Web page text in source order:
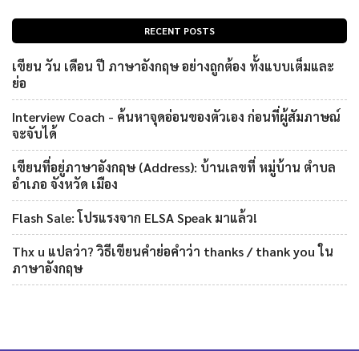
RECENT POSTS
เขียน วัน เดือน ปี ภาษาอังกฤษ อย่างถูกต้อง ทั้งแบบเต็มและ
ย่อ
Interview Coach - ค้นหาจุดอ่อนของตัวเอง ก่อนที่ผู้สัมภาษณ์
จะจับได้
เขียนที่อยู่ภาษาอังกฤษ (Address): บ้านเลขที่ หมู่บ้าน ตำบล
อำเภอ จังหวัด เมือง
Flash Sale: โปรแรงจาก ELSA Speak มาแล้ว!
Thx u แปลว่า? วิธีเขียนคำย่อคำว่า thanks / thank you ใน
ภาษาอังกฤษ